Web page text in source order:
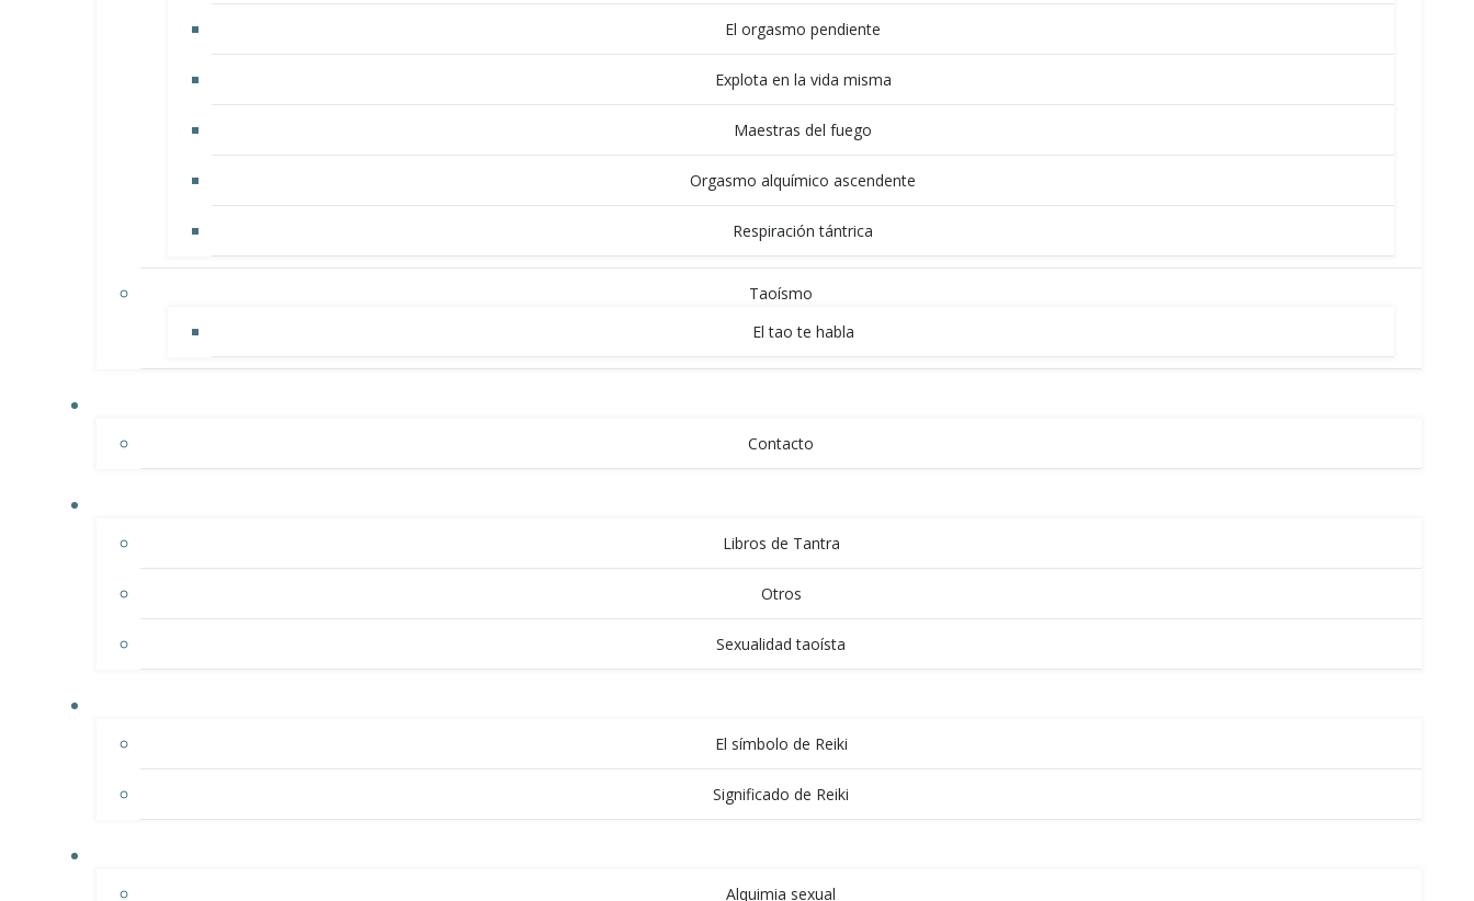
El orgasmo pendiente
Explota en la vida misma
Maestras del fuego
Orgasmo alquímico ascendente
Respiración tántrica
Taoísmo
El tao te habla
Contacto
Libros de Tantra
Otros
Sexualidad taoísta
El símbolo de Reiki
Significado de Reiki
Alquimia sexual